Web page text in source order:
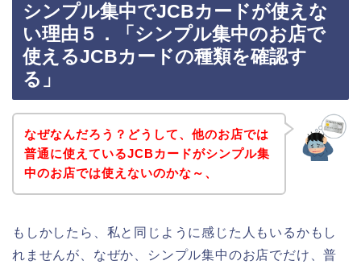
シンプル集中でJCBカードが使えな
い理由５．「シンプル集中のお店で
使えるJCBカードの種類を確認す
る」
なぜなんだろう？どうして、他のお店では
普通に使えているJCBカードがシンプル集
中のお店では使えないのかな～、
もしかしたら、私と同じように感じた人もいるかもし
れませんが、なぜか、シンプル集中のお店でだけ、普